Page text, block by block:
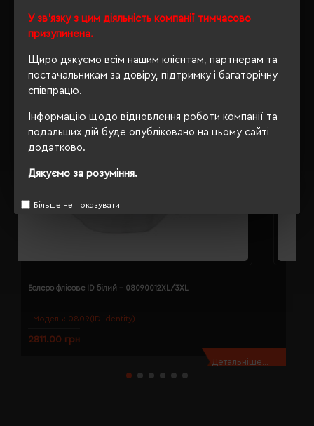
У зв'язку з цим діяльність компанії тимчасово
призупинена.
Щиро дякуємо всім нашим клієнтам, партнерам та
постачальникам за довіру, підтримку і багаторічну
співпрацю.
Інформацію щодо відновлення роботи компанії та
подальших дій буде опубліковано на цьому сайті
додатково.
Дякуємо за розуміння.
Більше не показувати.
Модель: 0809(ID identity)
Болеро флісове ID білий - 08090012XL/3XL
2811.00 грн
Детальніше...